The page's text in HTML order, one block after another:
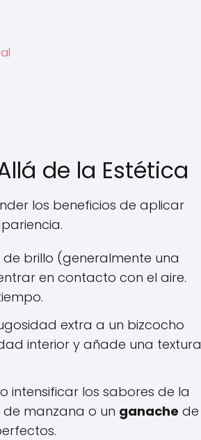
de la Estética
los beneficios de aplicar
brillo (generalmente una
en contacto con el aire.
extra a un bizcocho
interior y añade una textura
intensificar los sabores de la
manzana o un ganache de